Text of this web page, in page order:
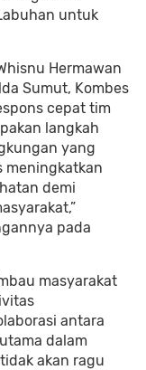
untuk
Hermawan
Sumut, Kombes
cepat tim
langkah
yang
meningkatkan
demi
pada
masyarakat
antara
dalam
akan ragu